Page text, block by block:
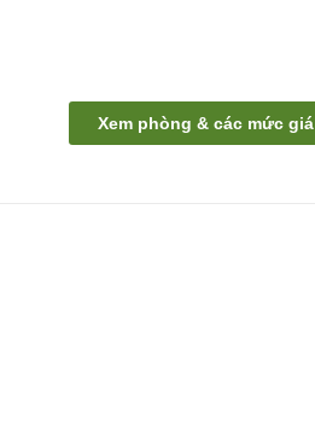
Xem phòng & các mức giá